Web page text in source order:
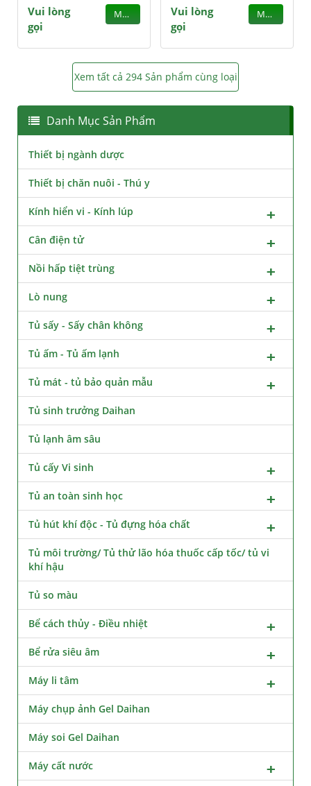
Vui lòng
gọi
MUA
Vui lòng
gọi
MUA
Xem tất cả 294 Sản phẩm cùng loại
Danh Mục Sản Phẩm
Thiết bị ngành dược
Thiết bị chăn nuôi - Thú y
Kính hiển vi - Kính lúp
Cân điện tử
Nồi hấp tiệt trùng
Lò nung
Tủ sấy - Sấy chân không
Tủ ấm - Tủ ấm lạnh
Tủ mát - tủ bảo quản mẫu
Tủ sinh trưởng Daihan
Tủ lạnh âm sâu
Tủ cấy Vi sinh
Tủ an toàn sinh học
Tủ hút khí độc - Tủ đựng hóa chất
Tủ môi trường/ Tủ thử lão hóa thuốc cấp tốc/ tủ vi
khí hậu
Tủ so màu
Bể cách thủy - Điều nhiệt
Bể rửa siêu âm
Máy li tâm
Máy chụp ảnh Gel Daihan
Máy soi Gel Daihan
Máy cất nước